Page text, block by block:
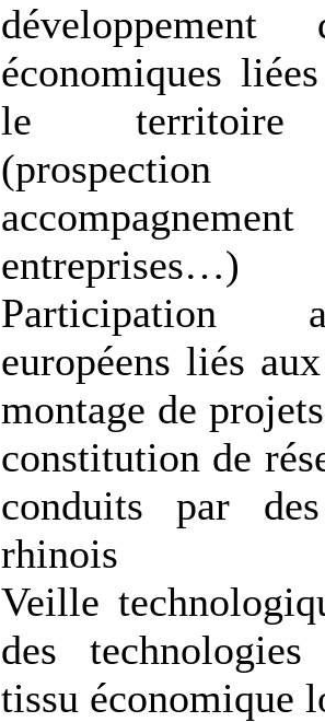
économiques
le territoire
(prospection
entreprises…)
Participation
européens liés
montage de
constitution de
conduits par
rhinois
Veille
des
tissu économique